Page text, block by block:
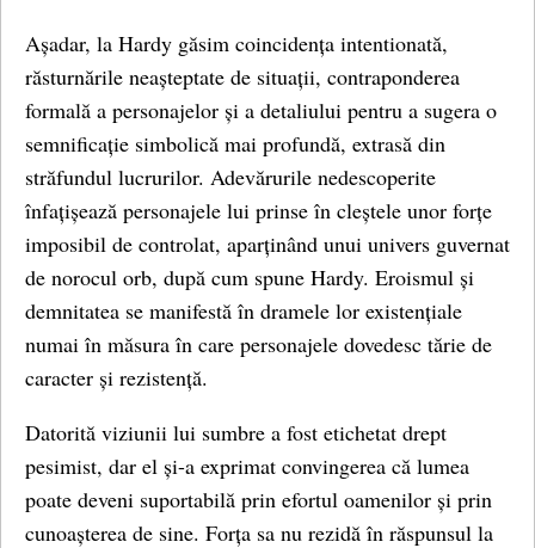
Așadar, la Hardy găsim coincidența intentionată,
răsturnările neașteptate de situații, contraponderea
formală a personajelor și a detaliului pentru a sugera o
semnificație simbolică mai profundă, extrasă din
străfundul lucrurilor. Adevărurile nedescoperite
înfațișează personajele lui prinse în cleștele unor forțe
imposibil de controlat, aparținând unui univers guvernat
de norocul orb, după cum spune Hardy. Eroismul și
demnitatea se manifestă în dramele lor existențiale
numai în măsura în care personajele dovedesc tărie de
caracter și rezistență.
Datorită viziunii lui sumbre a fost etichetat drept
pesimist, dar el și-a exprimat convingerea că lumea
poate deveni suportabilă prin efortul oamenilor și prin
cunoașterea de sine. Forța sa nu rezidă în răspunsul la